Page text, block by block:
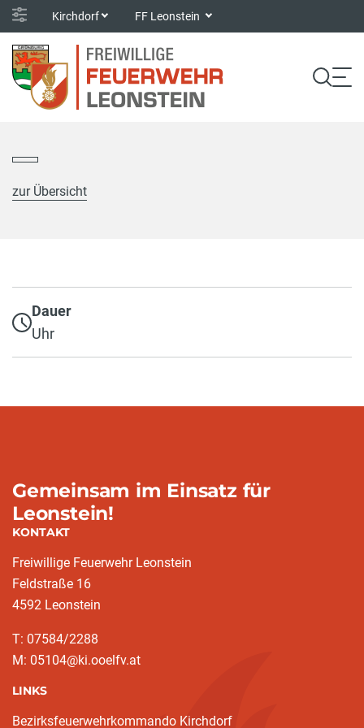
Kirchdorf FF Leonstein
zur Übersicht
Dauer
Uhr
Gemeinsam im Einsatz für
Leonstein!
KONTAKT
Freiwillige Feuerwehr Leonstein
Feldstraße 16
4592 Leonstein
T: 07584/2288
M: 05104@ki.ooelfv.at
LINKS
Bezirksfeuerwehrkommando Kirchdorf